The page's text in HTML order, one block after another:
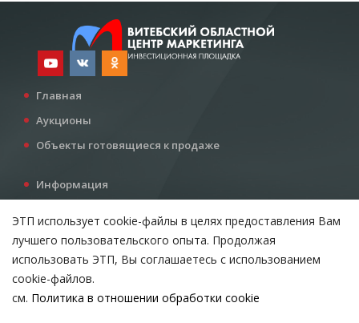
Главная
Аукционы
Объекты готовящиеся к продаже
Информация
Все для инвестора
Контакты
Возникли вопросы?
ЭТП использует cookie-файлы в целях предоставления Вам
лучшего пользовательского опыта. Продолжая
использовать ЭТП, Вы соглашаетесь с использованием
cookie-файлов.
см. Политика в отношении обработки cookie